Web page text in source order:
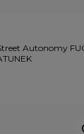
Autonomy